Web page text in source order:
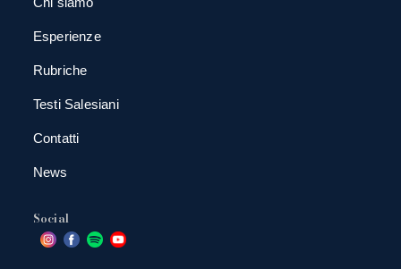
Esperienze
Rubriche
Testi Salesiani
Contatti
News
Social